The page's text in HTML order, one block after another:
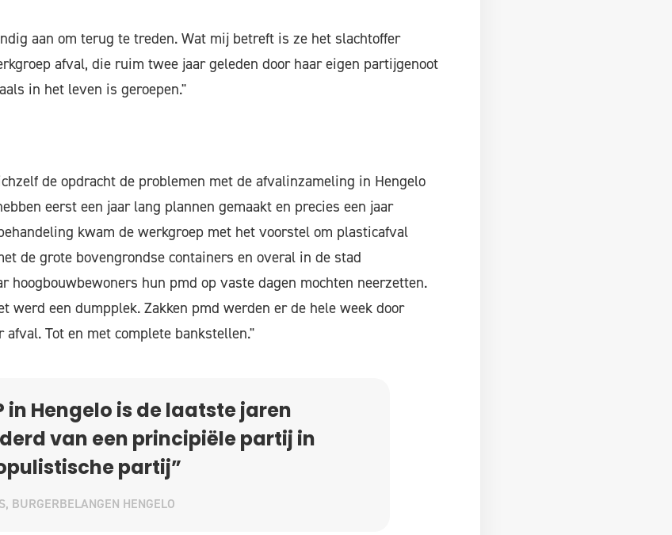
aan om terug te treden. Wat mij betreft is ze het slachtoffer
afval, die ruim twee jaar geleden door haar eigen partijgenoot
in het leven is geroepen."
de opdracht de problemen met de afvalinzameling in Hengelo
eerst een jaar lang plannen gemaakt en precies een jaar
kwam de werkgroep met het voorstel om plasticafval
de grote bovengrondse containers en overal in de stad
hoogbouwbewoners hun pmd op vaste dagen mochten neerzetten.
werd een dumpplek. Zakken pmd werden er de hele week door
afval. Tot en met complete bankstellen."
in Hengelo is de laatste jaren
van een principiële partij in
partij”
BURGERBELANGEN HENGELO